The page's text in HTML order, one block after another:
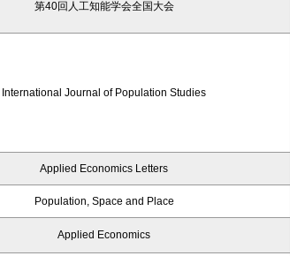
第40回人工知能学会全国大会
International Journal of Population Studies
Applied Economics Letters
Population, Space and Place
Applied Economics